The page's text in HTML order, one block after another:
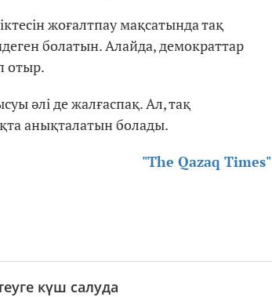
жоғалтпау мақсатында тақ
болатын. Алайда, демократтар
отыр.
әлі де жалғаспақ. Ал, тақ
анықталатын болады.
"The Qazaq Times"
күш салуда